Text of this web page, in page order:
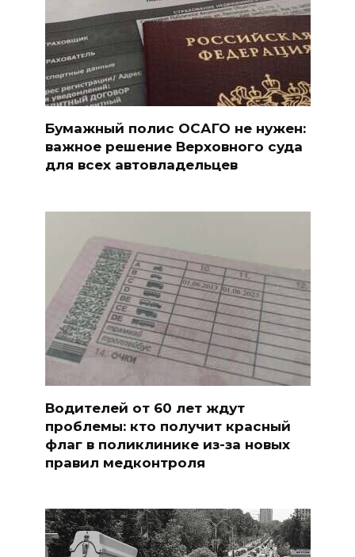
Бумажный полис ОСАГО не нужен:
важное решение Верховного суда
для всех автовладельцев
Водителей от 60 лет ждут
проблемы: кто получит красный
флаг в поликлинике из-за новых
правил медконтроля